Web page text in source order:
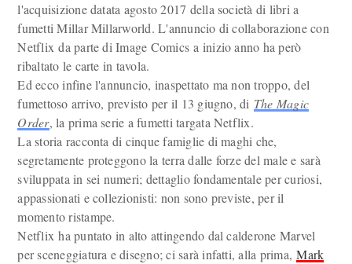
l'acquisizione datata agosto 2017 della società di libri a
fumetti Millar Millarworld. L'annuncio di collaborazione con
Netflix da parte di Image Comics a inizio anno ha però
ribaltato le carte in tavola.
Ed ecco infine l'annuncio, inaspettato ma non troppo, del
fumettoso arrivo, previsto per il 13 giugno, di The Magic
Order, la prima serie a fumetti targata Netflix.
La storia racconta di cinque famiglie di maghi che,
segretamente proteggono la terra dalle forze del male e sarà
sviluppata in sei numeri; dettaglio fondamentale per curiosi,
appassionati e collezionisti: non sono previste, per il
momento ristampe.
Netflix ha puntato in alto attingendo dal calderone Marvel
per sceneggiatura e disegno; ci sarà infatti, alla prima,Mark